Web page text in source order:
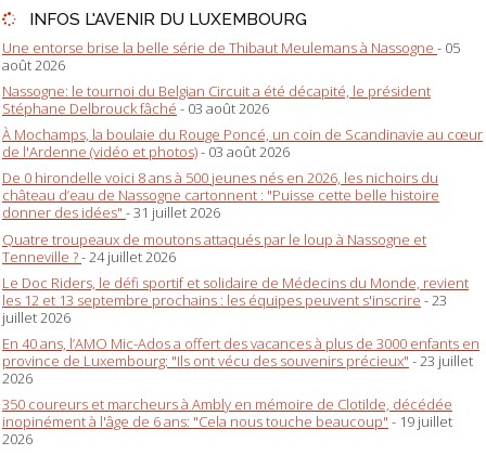
INFOS L'AVENIR DU LUXEMBOURG
Une entorse brise la belle série de Thibaut Meulemans à Nassogne - 05
août 2026
Nassogne: le tournoi du Belgian Circuit a été décapité, le président
Stéphane Delbrouck fâché - 03 août 2026
À Mochamps, la boulaie du Rouge Poncé, un coin de Scandinavie au cœur
de l'Ardenne (vidéo et photos)- 03 août 2026
De 0 hirondelle voici 8 ans à 500 jeunes nés en 2026, les nichoirs du
château d’eau de Nassogne cartonnent : "Puisse cette belle histoire
donner des idées" - 31 juillet 2026
Quatre troupeaux de moutons attaqués par le loup à Nassogne et
Tenneville ?- 24 juillet 2026
Le Doc Riders, le défi sportif et solidaire de Médecins du Monde, revient
les 12 et 13 septembre prochains : les équipes peuvent s'inscrire - 23
juillet 2026
En 40 ans, l’AMO Mic-Ados a offert des vacances à plus de 3000 enfants en
province de Luxembourg: "Ils ont vécu des souvenirs précieux" - 23 juillet
2026
350 coureurs et marcheurs à Ambly en mémoire de Clotilde, décédée
inopinément à l'âge de 6 ans: "Cela nous touche beaucoup" - 19 juillet
2026